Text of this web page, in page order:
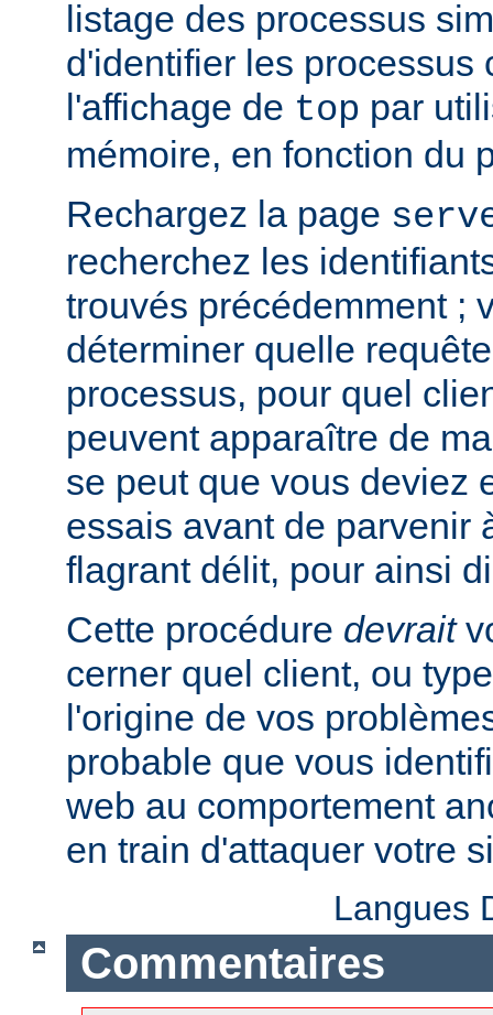
listage des processus
d'identifier les processus
l'affichage de top par
mémoire, en fonction du
Rechargez la page
recherchez les
trouvés précédemment ;
déterminer quelle
processus, pour quel
peuvent apparaître de
se peut que vous deviez
essais avant de parvenir
flagrant délit, pour ainsi
Cette procédure devrait
cerner quel client, ou
l'origine de vos
probable que vous
web au comportement
en train d'attaquer votre
Langues
Commentaires